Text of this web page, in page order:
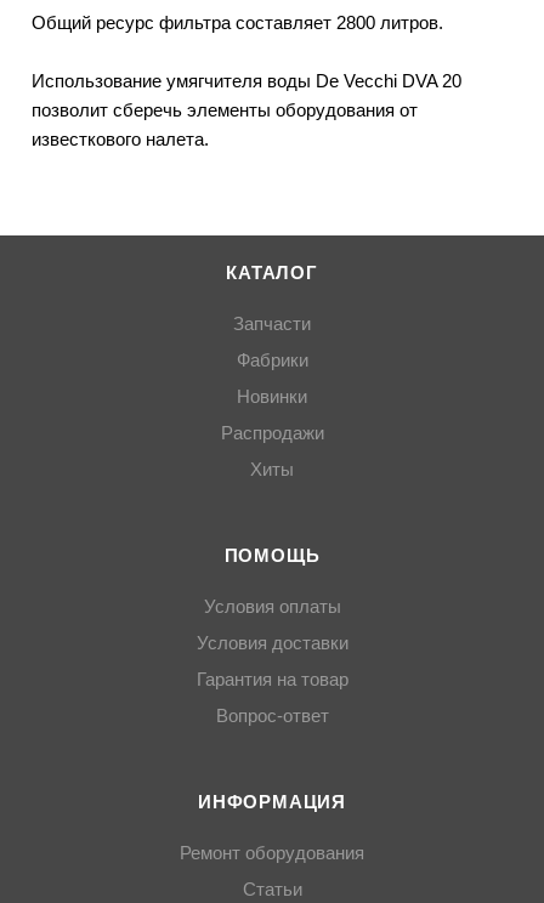
Общий ресурс фильтра составляет 2800 литров.
Использование умягчителя воды De Vecchi DVA 20
позволит сберечь элементы оборудования от
известкового налета.
КАТАЛОГ
Запчасти
Фабрики
Новинки
Распродажи
Хиты
ПОМОЩЬ
Условия оплаты
Условия доставки
Гарантия на товар
Вопрос-ответ
ИНФОРМАЦИЯ
Ремонт оборудования
Статьи